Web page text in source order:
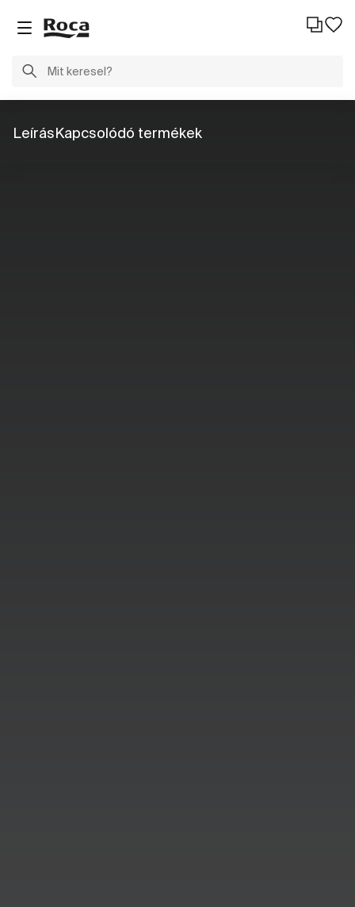
LeírásKapcsolódó termékek